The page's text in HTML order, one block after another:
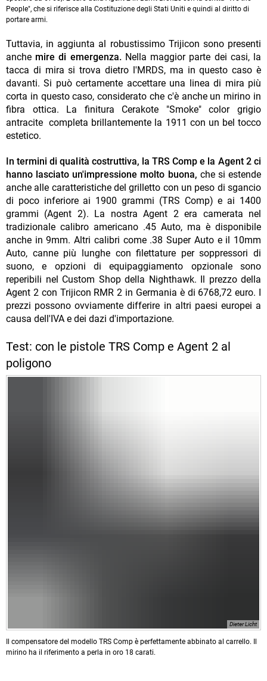
People", che si riferisce alla Costituzione degli Stati Uniti e quindi al diritto di
portare armi.
Tuttavia, in aggiunta al robustissimo Trijicon sono presenti
anche mire di emergenza. Nella maggior parte dei casi, la
tacca di mira si trova dietro l'MRDS, ma in questo caso è
davanti. Si può certamente accettare una linea di mira più
corta in questo caso, considerato che c'è anche un mirino in
fibra ottica. La finitura Cerakote "Smoke" color grigio
antracite completa brillantemente la 1911 con un bel tocco
estetico.
In termini di qualità costruttiva, la TRS Comp e la Agent 2 ci
hanno lasciato un'impressione molto buona, che si estende
anche alle caratteristiche del grilletto con un peso di sgancio
di poco inferiore ai 1900 grammi (TRS Comp) e ai 1400
grammi (Agent 2). La nostra Agent 2 era camerata nel
tradizionale calibro americano .45 Auto, ma è disponibile
anche in 9mm. Altri calibri come .38 Super Auto e il 10mm
Auto, canne più lunghe con filettature per soppressori di
suono, e opzioni di equipaggiamento opzionale sono
reperibili nel Custom Shop della Nighthawk. Il prezzo della
Agent 2 con Trijicon RMR 2 in Germania è di 6768,72 euro. I
prezzi possono ovviamente differire in altri paesi europei a
causa dell'IVA e dei dazi d'importazione.
Test: con le pistole TRS Comp e Agent 2 al
poligono
Dieter Licht
Il compensatore del modello TRS Comp è perfettamente abbinato al carrello. Il
mirino ha il riferimento a perla in oro 18 carati.